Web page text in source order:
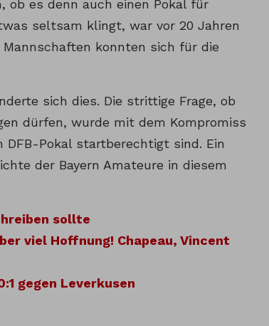
ob es denn auch einen Pokal für
seltsam klingt, war vor 20 Jahren
konnten sich für die
sich dies. Die strittige Frage, ob
dürfen, wurde mit dem Kompromiss
Pokal startberechtigt sind. Ein
der Bayern Amateure in diesem
sollte
viel Hoffnung! Chapeau, Vincent
gegen Leverkusen